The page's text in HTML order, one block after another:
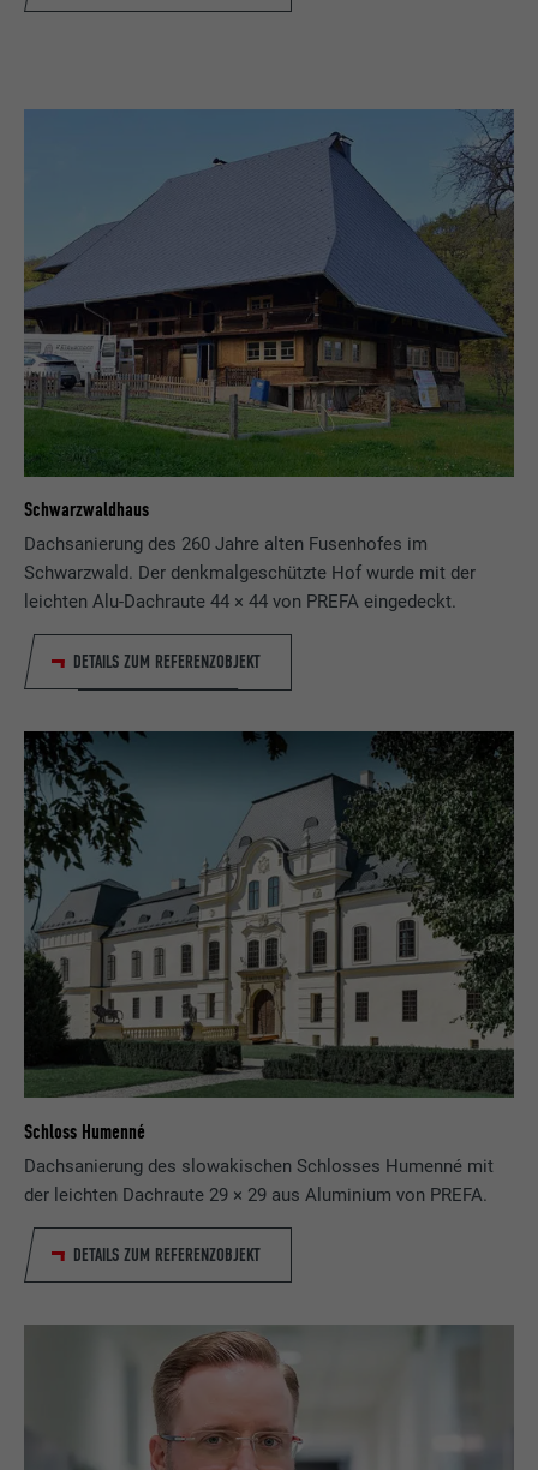
Schwarzwaldhaus
Dachsanierung des 260 Jahre alten Fusenhofes im
Schwarzwald. Der denkmalgeschützte Hof wurde mit der
leichten Alu-Dachraute 44 × 44 von PREFA eingedeckt.
DETAILS ZUM REFERENZOBJEKT
Schloss Humenné
Dachsanierung des slowakischen Schlosses Humenné mit
der leichten Dachraute 29 × 29 aus Aluminium von PREFA.
DETAILS ZUM REFERENZOBJEKT